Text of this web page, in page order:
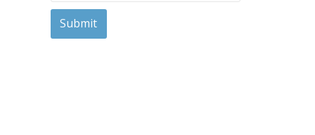
Submit